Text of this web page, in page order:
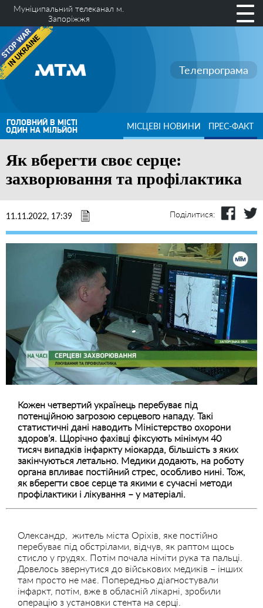
Муніципальний телеканал м.
Запоріжжя
Телепрограма
ГОЛОВНИЙ В МІСТІ
ОДИН НА МІЛЬЙОН МІСЦЕВІ НОВИНИ ПРЕС-ФАКТ
Як вберегти своє серце:
захворювання та профілактика
11.11.2022, 17:39 Поділитися:
Кожен четвертий українець перебуває під
потенційною загрозою серцевого нападу. Такі
статистичні дані наводить Міністерство охорони
здоров’я. Щорічно фахівці фіксують мінімум 40
тисяч випадків інфаркту міокарда, більшість з яких
закінчуються летально. Медики додають, на роботу
органа впливає постійний стрес, особливо нині. Тож,
як вберегти своє серце та якими є сучасні методи
профілактики і лікування – у матеріалі.
Олександр, житель міста Оріхів, яке постійно
перебуває під обстрілами, відчув, як раптом щось
стисло у грудях. Потім почала німіти рука та пальці.
Довелось звернутися до військових медиків – інших
там просто не має. Попередньо діагностували
інфаркт, потім, вже в обласній лікарні, зробили
операцію з установки стента на серці.